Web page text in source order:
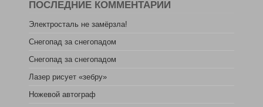
ПОСЛЕДНИЕ КОММЕНТАРИИ
Электросталь не замёрзла!
Снегопад за снегопадом
Снегопад за снегопадом
Лазер рисует «зебру»
Ножевой автограф